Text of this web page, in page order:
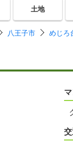
土地
八王子市 めじろ